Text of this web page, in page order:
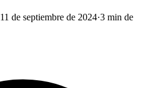
11 de septiembre de 2024·3 min de